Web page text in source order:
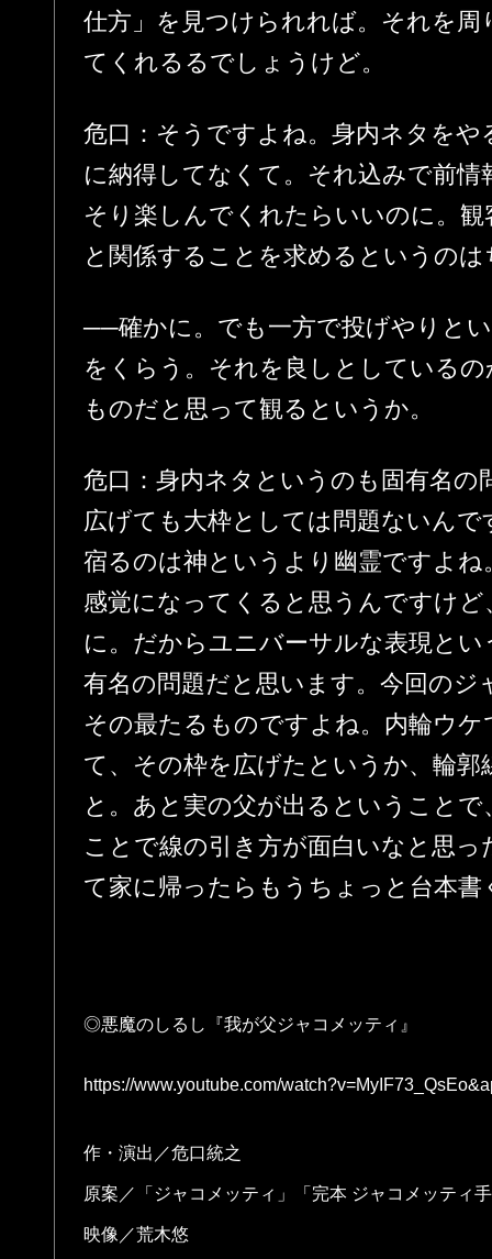
仕方」を見つけられれば。それを
てくれるるでしょうけど。
危口：そうですよね。身内ネタを
に納得してなくて。それ込みで前
そり楽しんでくれたらいいのに。
と関係することを求めるというの
──確かに。でも一方で投げやりと
をくらう。それを良しとしている
ものだと思って観るというか。
危口：身内ネタというのも固有名
広げても大枠としては問題ないん
宿るのは神というより幽霊ですよ
感覚になってくると思うんですけ
に。だからユニバーサルな表現と
有名の問題だと思います。今回の
その最たるものですよね。内輪ウ
て、その枠を広げたというか、輪
と。あと実の父が出るということ
ことで線の引き方が面白いなと思
て家に帰ったらもうちょっと台本書
◎悪魔のしるし『我が父ジャコメッティ』
https://www.youtube.com/
作・演出／危口統之
原案／「ジャコメッティ」「完本 ジャコメッティ
映像／荒木悠